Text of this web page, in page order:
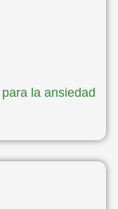
la ansiedad